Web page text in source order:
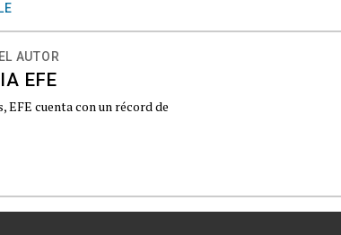
AUTOR
EFE
EFE cuenta con un récord de